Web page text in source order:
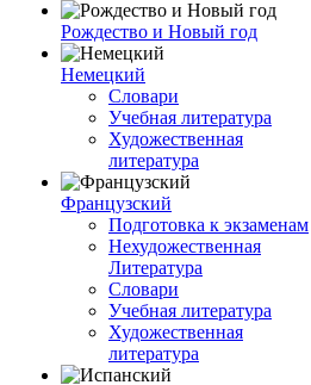
Рождество и Новый год
Немецкий
Словари
Учебная литература
Художественная
литература
Французский
Подготовка к экзаменам
Нехудожественная
Литература
Словари
Учебная литература
Художественная
литература